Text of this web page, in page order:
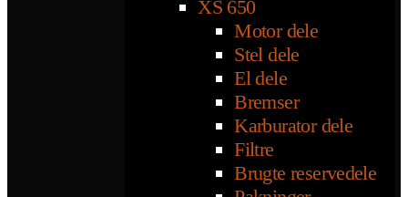
XS 650
Motor dele
Stel dele
El dele
Bremser
Karburator dele
Filtre
Brugte reservedele